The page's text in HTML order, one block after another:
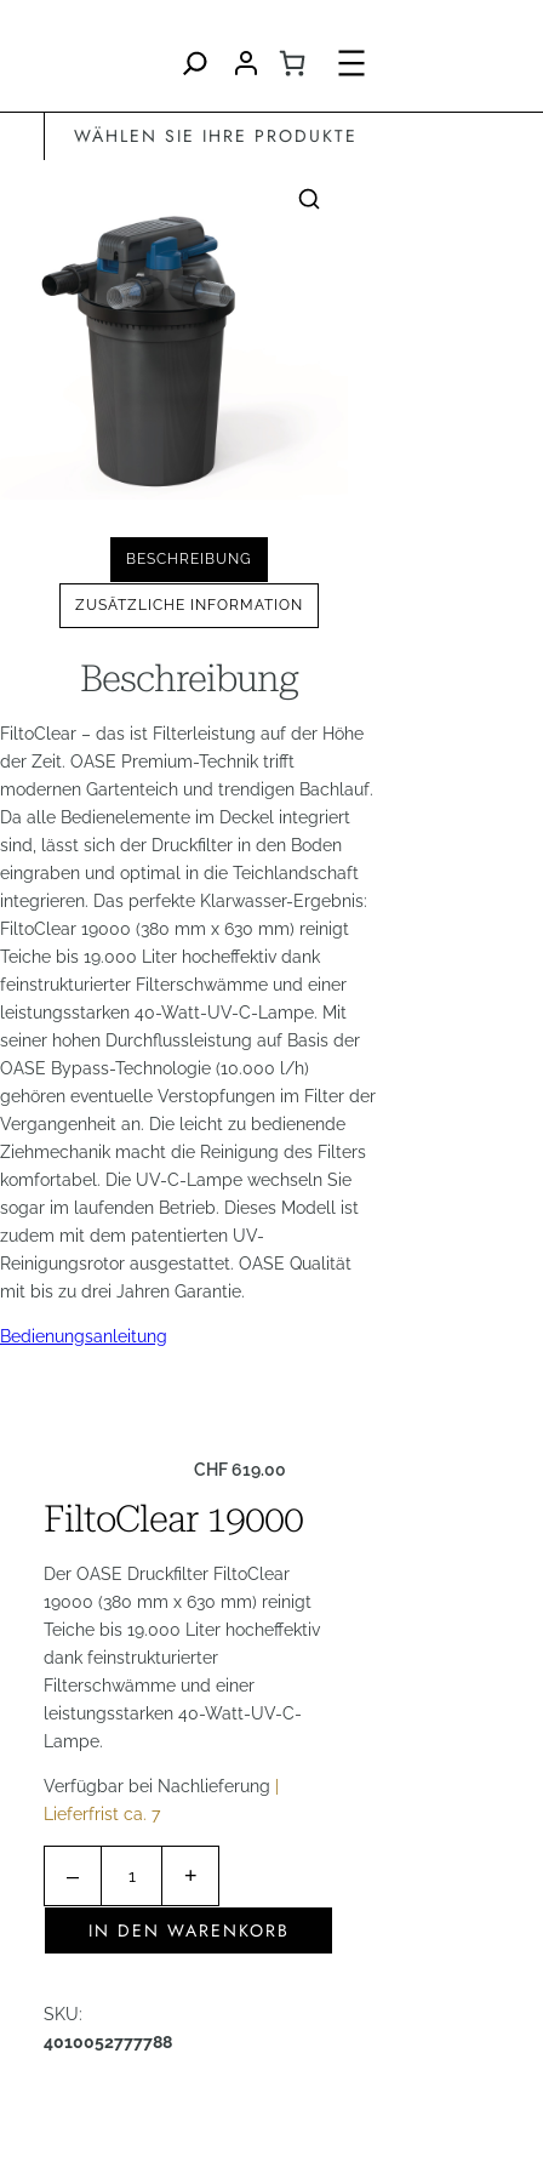
WÄHLEN SIE IHRE PRODUKTE
BESCHREIBUNG
ZUSÄTZLICHE INFORMATION
Beschreibung
FiltoClear – das ist Filterleistung auf der Höhe
der Zeit. OASE Premium-Technik trifft
modernen Gartenteich und trendigen Bachlauf.
Da alle Bedienelemente im Deckel integriert
sind, lässt sich der Druckfilter in den Boden
eingraben und optimal in die Teichlandschaft
integrieren. Das perfekte Klarwasser-Ergebnis:
FiltoClear 19000 (380 mm x 630 mm) reinigt
Teiche bis 19.000 Liter hocheffektiv dank
feinstrukturierter Filterschwämme und einer
leistungsstarken 40-Watt-UV-C-Lampe. Mit
seiner hohen Durchflussleistung auf Basis der
OASE Bypass-Technologie (10.000 l/h)
gehören eventuelle Verstopfungen im Filter der
Vergangenheit an. Die leicht zu bedienende
Ziehmechanik macht die Reinigung des Filters
komfortabel. Die UV-C-Lampe wechseln Sie
sogar im laufenden Betrieb. Dieses Modell ist
zudem mit dem patentierten UV-
Reinigungsrotor ausgestattet. OASE Qualität
mit bis zu drei Jahren Garantie.
Bedienungsanleitung
CHF619.00
FiltoClear 19000
Der OASE Druckfilter FiltoClear
19000 (380 mm x 630 mm) reinigt
Teiche bis 19.000 Liter hocheffektiv
dank feinstrukturierter
Filterschwämme und einer
leistungsstarken 40-Watt-UV-C-
Lampe.
Verfügbar bei Nachlieferung
Lieferfrist ca. 7
–
l
l
e
+
IN DEN WARENKORB
SKU:
4010052777788